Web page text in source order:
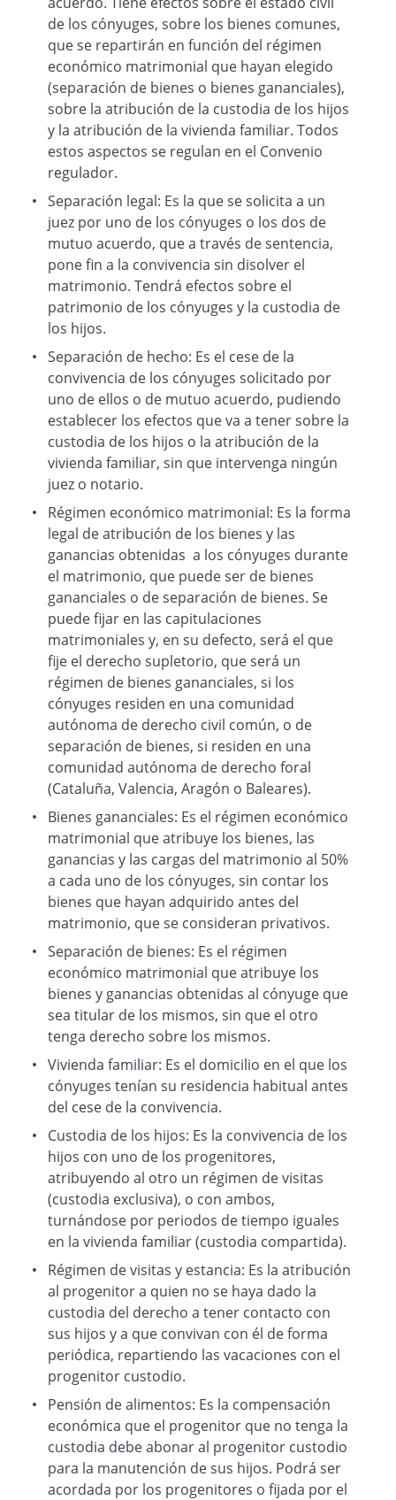
Domicilio personal
5. Ambos cónyuges, se comprometen a
respetar la libertad e independencia
tanto profesional como personal del
otro, así como la libre elección de sus
domicilios, sin intervenir en esa
decisión.
Los cónyuges deberán comunicarse sus
cambios de domicilio, con la finalidad que
pueda desarrollarse de una forma
adecuada la relación de ambos padres
con sus respectivos hijos y el
cumplimiento del régimen de visitas y el
resto de las obligaciones derivadas de
este convenio.
Uso y disfrute del domicilio conyugal
6. El último domicilio conyugal se
encontraba en
.
El uso y disfrute del domicilio común del
matrimonio,
junto con los hijos,
se atribuye a
, así como el menaje u
objetos domésticos, sin perjuicio que el
otro cónyuge, recoja y retire sus efectos
personales, previo inventario, que
podrá adjuntar a este convenio.
Guarda y custodia de los hijos y patria
potestad
7.
La guardia y custodia de los hijos
menores, por acuerdo de ambos
cónyuges, se realizará de manera
compartida por
y
, que acuerdan que la
convivencia con los hijos será de una
La patria potestad será ejercida
conjuntamente por ambos, que
adoptarán de común acuerdo y velando
siempre por su interés, todas las
decisiones que afecten a las menores,
decidiendo en los casos de falta de
acuerdo la autoridad judicial.
Con este régimen de relaciones entre
padres e hijos, las cónyuges asumen el
compromiso de informarse o
comunicarse todas las decisiones que,
futuro, así como todo aquello que, de
acuerdo al interés de los hijos, deben
conocer ambos padres.
de los cónyuges, sobre los bienes comunes,
que se repartirán en función del régimen
económico matrimonial que hayan elegido
(separación de bienes o bienes gananciales),
sobre la atribución de la custodia de los hijos
y la atribución de la vivienda familiar. Todos
estos aspectos se regulan en el Convenio
regulador.
Separación legal: Es la que se solicita a un
juez por uno de los cónyuges o los dos de
mutuo acuerdo, que a través de sentencia,
pone fin a la convivencia sin disolver el
matrimonio. Tendrá efectos sobre el
patrimonio de los cónyuges y la custodia de
los hijos.
Separación de hecho: Es el cese de la
convivencia de los cónyuges solicitado por
uno de ellos o de mutuo acuerdo, pudiendo
establecer los efectos que va a tener sobre la
custodia de los hijos o la atribución de la
vivienda familiar, sin que intervenga ningún
juez o notario.
Régimen económico matrimonial: Es la forma
legal de atribución de los bienes y las
ganancias obtenidas a los cónyuges durante
el matrimonio, que puede ser de bienes
gananciales o de separación de bienes. Se
puede fijar en las capitulaciones
matrimoniales y, en su defecto, será el que
fije el derecho supletorio, que será un
régimen de bienes gananciales, si los
cónyuges residen en una comunidad
autónoma de derecho civil común, o de
separación de bienes, si residen en una
comunidad autónoma de derecho foral
(Cataluña, Valencia, Aragón o Baleares).
Bienes gananciales: Es el régimen económico
matrimonial que atribuye los bienes, las
ganancias y las cargas del matrimonio al 50%
a cada uno de los cónyuges, sin contar los
bienes que hayan adquirido antes del
matrimonio, que se consideran privativos.
Separación de bienes: Es el régimen
económico matrimonial que atribuye los
bienes y ganancias obtenidas al cónyuge que
sea titular de los mismos, sin que el otro
tenga derecho sobre los mismos.
Vivienda familiar: Es el domicilio en el que los
cónyuges tenían su residencia habitual antes
del cese de la convivencia.
Custodia de los hijos: Es la convivencia de los
hijos con uno de los progenitores,
atribuyendo al otro un régimen de visitas
(custodia exclusiva), o con ambos,
turnándose por periodos de tiempo iguales
en la vivienda familiar (custodia compartida).
Régimen de visitas y estancia: Es la atribución
al progenitor a quien no se haya dado la
custodia del derecho a tener contacto con
sus hijos y a que convivan con él de forma
periódica, repartiendo las vacaciones con el
progenitor custodio.
Pensión de alimentos: Es la compensación
económica que el progenitor que no tenga la
custodia debe abonar al progenitor custodio
para la manutención de sus hijos. Podrá ser
acordada por los progenitores o fijada por el